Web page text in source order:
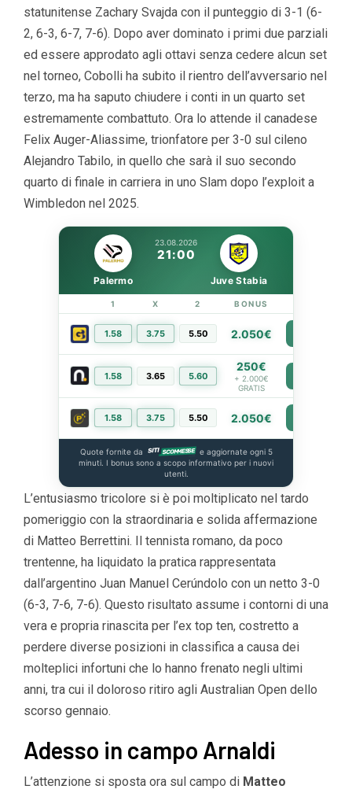
statunitense Zachary Svajda con il punteggio di 3-1 (6-
2, 6-3, 6-7, 7-6). Dopo aver dominato i primi due parziali
ed essere approdato agli ottavi senza cedere alcun set
nel torneo, Cobolli ha subito il rientro dell’avversario nel
terzo, ma ha saputo chiudere i conti in un quarto set
estremamente combattuto. Ora lo attende il canadese
Felix Auger-Aliassime, trionfatore per 3-0 sul cileno
Alejandro Tabilo, in quello che sarà il suo secondo
quarto di finale in carriera in uno Slam dopo l’exploit a
Wimbledon nel 2025.
23.08.2026
21:00
Palermo Juve Stabia
1 X 2 BONUS
1.58 3.75 5.50 2.050€
1.58 3.65 5.60
250€
+ 2.000€
GRATIS
1.58 3.75 5.50 2.050€
Quote fornite da
e aggiornate ogni 5
minuti. I bonus sono a scopo informativo per i nuovi
utenti.
L’entusiasmo tricolore si è poi moltiplicato nel tardo
pomeriggio con la straordinaria e solida affermazione
di Matteo Berrettini. Il tennista romano, da poco
trentenne, ha liquidato la pratica rappresentata
dall’argentino Juan Manuel Cerúndolo con un netto 3-0
(6-3, 7-6, 7-6). Questo risultato assume i contorni di una
vera e propria rinascita per l’ex top ten, costretto a
perdere diverse posizioni in classifica a causa dei
molteplici infortuni che lo hanno frenato negli ultimi
anni, tra cui il doloroso ritiro agli Australian Open dello
scorso gennaio.
Adesso in campo Arnaldi
L’attenzione si sposta ora sul campo di Matteo